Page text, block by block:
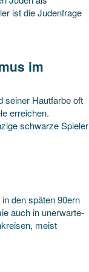
ist die Judenfrage
im
seiner Hautfarbe oft
erreichen.
schwarze Spieler
den späten 90ern
auch in unerwarte-
meist